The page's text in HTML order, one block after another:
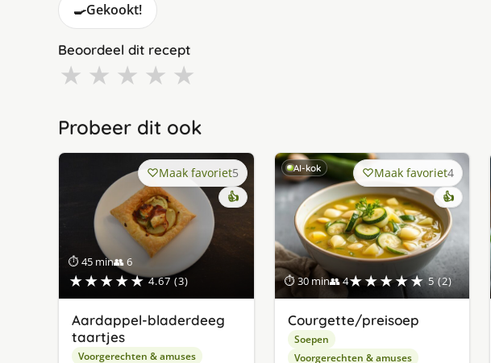
🍳Gekookt!
Beoordeel dit recept
★ ★ ★ ★ ★
Probeer dit ook
⏱ 45 min👥 6
★★★★★ 4.67 (3)
Maak favoriet5
👍
Aardappel-bladerdeeg
taartjes
Voorgerechten & amuses
AI-kok
⏱ 30 min👥 4★★★★★ 5 (2)
Maak favoriet4
👍
Courgette/preisoep
Soepen
Voorgerechten & amuses